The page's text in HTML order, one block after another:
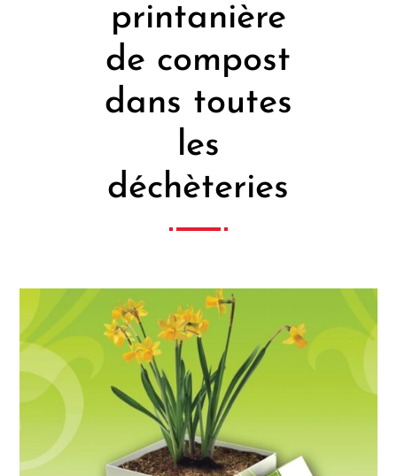
printanière
de compost
dans toutes
les
déchèteries